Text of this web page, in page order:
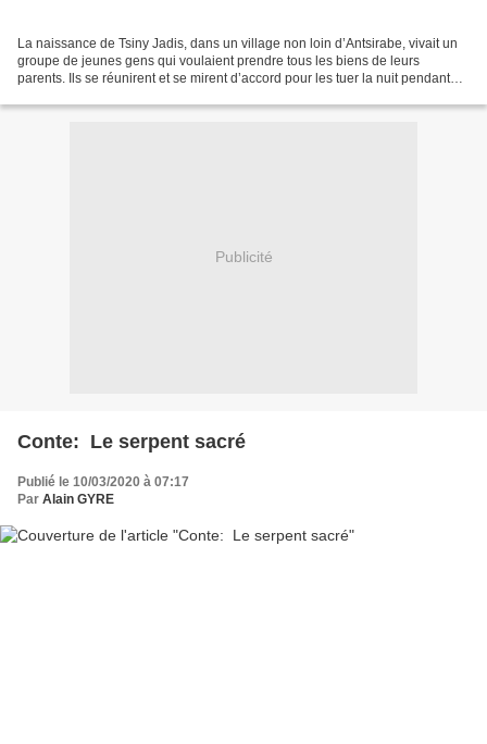
La naissance de Tsiny Jadis, dans un village non loin d’Antsirabe, vivait un
groupe de jeunes gens qui voulaient prendre tous les biens de leurs
parents. Ils se réunirent et se mirent d’accord pour les tuer la nuit pendant
Publicité
Conte: Le serpent sacré
Publié le 10/03/2020 à 07:17
Par Alain GYRE